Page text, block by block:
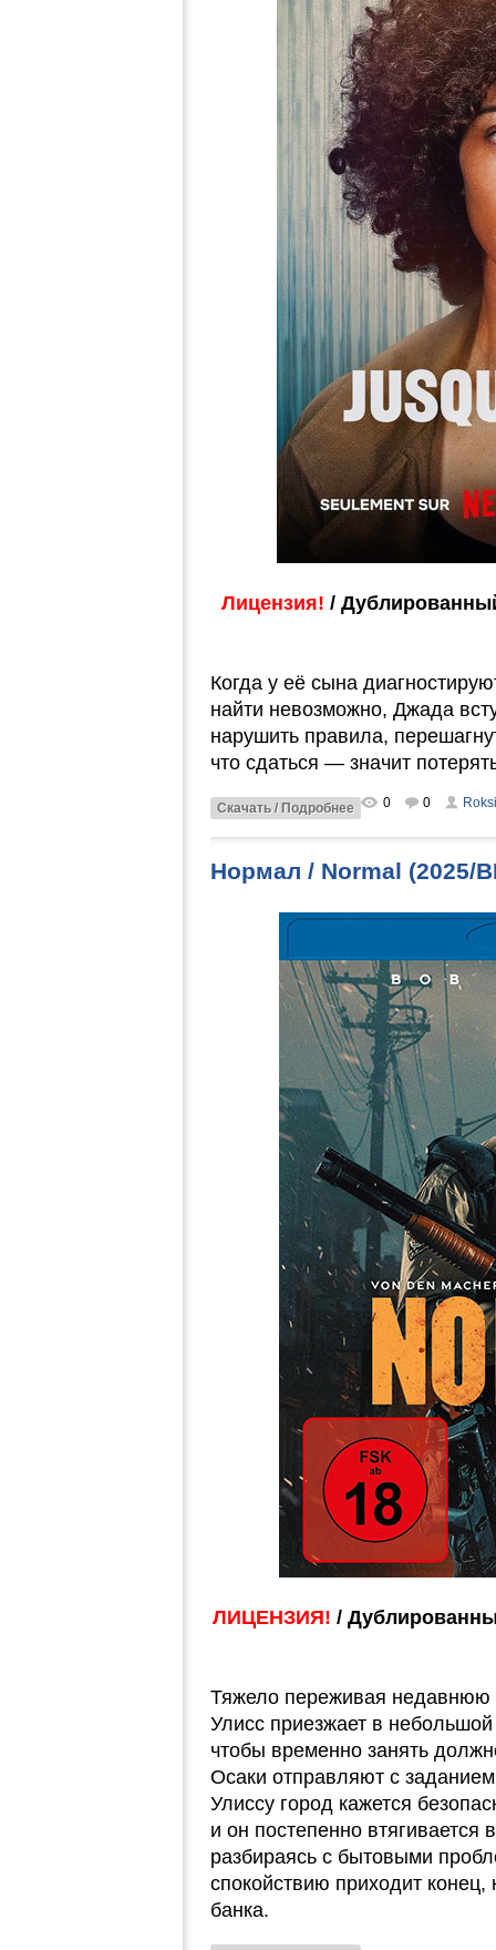
Лицензия! /
Когда у её сына
найти невозможно, Джада
нарушить правила,
что сдаться — значит
Скачать / Подробнее 0 0 Roksi
Нормал / Normal (2025/
ЛИЦЕНЗИЯ! /
Тяжело переживая недавнюю
Улисс приезжает в
чтобы временно занять
Осаки отправляют с
Улиссу город кажется
и он постепенно
разбираясь с бытовыми
спокойствию приходит конец,
банка.